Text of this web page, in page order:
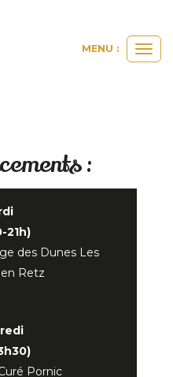
MENU :
:
21h)
des Dunes Les
Retz
Pornic